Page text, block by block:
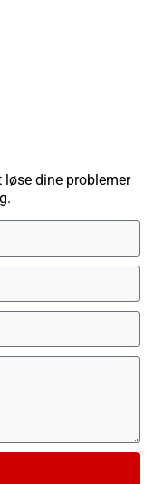
dine problemer